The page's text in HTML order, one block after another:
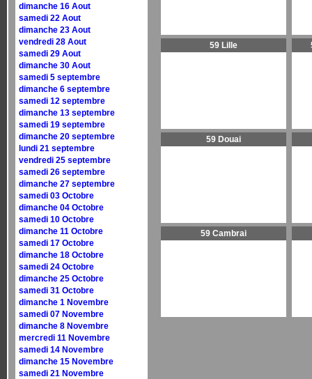
dimanche 16 Aout
samedi 22 Aout
dimanche 23 Aout
vendredi 28 Aout
samedi 29 Aout
dimanche 30 Aout
samedi 5 septembre
dimanche 6 septembre
samedi 12 septembre
dimanche 13 septembre
samedi 19 septembre
dimanche 20 septembre
lundi 21 septembre
vendredi 25 septembre
samedi 26 septembre
dimanche 27 septembre
samedi 03 Octobre
dimanche 04 Octobre
samedi 10 Octobre
dimanche 11 Octobre
samedi 17 Octobre
dimanche 18 Octobre
samedi 24 Octobre
dimanche 25 Octobre
samedi 31 Octobre
dimanche 1 Novembre
samedi 07 Novembre
dimanche 8 Novembre
mercredi 11 Novembre
samedi 14 Novembre
dimanche 15 Novembre
samedi 21 Novembre
59 Lille
59 Douai
59 Cambrai